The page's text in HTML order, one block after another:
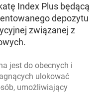
Index Plus będącą
depozytu
związanej z
jest do obecnych i
ulokować
umożliwiający